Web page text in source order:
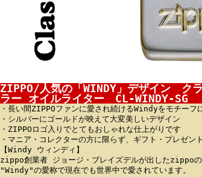
ZIPPO/人気の「WINDY」デザイン ク
ラー オイルライター CL-WINDY-SG
・長い間ZIPPOファンに愛され続けるWindyをモチーフ
・シルバーにゴールドが映えて大変美しいデザイン
・ZIPPOロゴ入りでとてもおしゃれな仕上がりです
・マニア・コレクターの方に限らず、ギフト・プレゼン
【Windy ウィンディ】
zippo創業者 ジョージ・ブレイズデルが出したzippoの
"Windy"の愛称で現在でも世界中で愛されています。